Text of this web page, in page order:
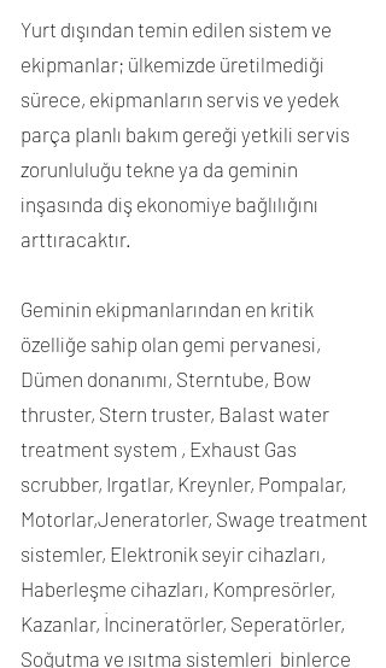
Yurt dışından temin edilen sistem ve
ekipmanlar; ülkemizde üretilmediği
sürece, ekipmanların servis ve yedek
parça planlı bakım gereği yetkili servis
zorunluluğu tekne ya da geminin
inşasında diş ekonomiye bağlılığını
arttıracaktır.
Geminin ekipmanlarından en kritik
özelliğe sahip olan gemi pervanesi,
Dümen donanımı, Sterntube, Bow
thruster, Stern truster, Balast water
treatment system , Exhaust Gas
scrubber, Irgatlar, Kreynler, Pompalar,
Motorlar,Jeneratorler, Swage treatment
sistemler, Elektronik seyir cihazları,
Haberleşme cihazları, Kompresörler,
Kazanlar, İncineratörler, Seperatörler,
Soğutma ve ısıtma sistemleri binlerce